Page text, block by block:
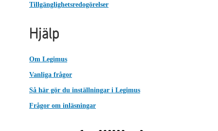
Tillgänglighetsredogörelser
Hjälp
Om Legimus
Vanliga frågor
Så här gör du inställningar i Legimus
Frågor om inläsningar